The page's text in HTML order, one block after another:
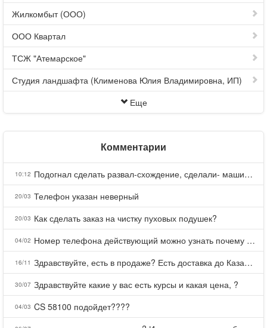
Жилкомбыт (ООО)
ООО Квартал
ТСЖ "Атемарское"
Студия ландшафта (Клименова Юлия Владимировна, ИП)
Еще
Комментарии
10:12 Подогнал сделать развал-схождение, сделали- машина уходит на право и колеса проверил все хорошо с атмосферами ужас как можно делать авто, не ужели не берегут свою репутацию, не советую.
20/03 Телефон указан неверный
20/03 Как сделать заказ на чистку пуховых подушек?
04/02 Номер телефона действующий можно узнать почему номер неправельный
16/11 Здравствуйте, есть в продаже? Есть доставка до Казани?
30/07 Здравствуйте какие у вас есть курсы и какая цена, ?
04/03 CS 58100 подойдет????